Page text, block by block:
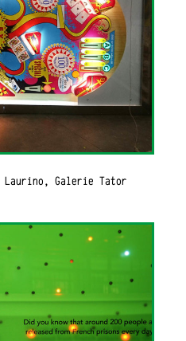
Laurino, Galerie Tator